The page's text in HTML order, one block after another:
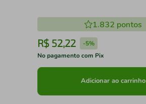
1.832 pontos
R$ 52,22 -5%
No pagamento com Pix
Adicionar ao carrinho